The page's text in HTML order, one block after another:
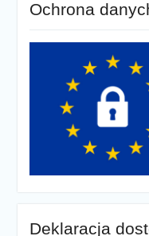
Ochrona
Deklaracja